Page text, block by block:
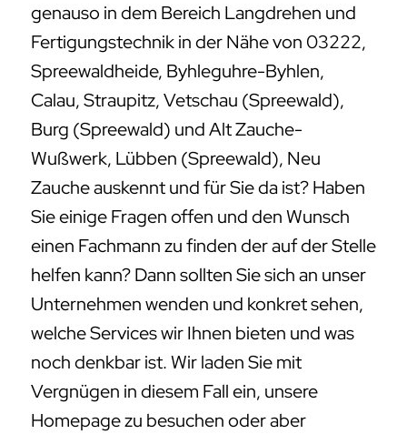
genauso in dem Bereich Langdrehen und
Fertigungstechnik in der Nähe von 03222,
Spreewaldheide, Byhleguhre-Byhlen,
Calau, Straupitz, Vetschau (Spreewald),
Burg (Spreewald) und Alt Zauche-
Wußwerk, Lübben (Spreewald), Neu
Zauche auskennt und für Sie da ist? Haben
Sie einige Fragen offen und den Wunsch
einen Fachmann zu finden der auf der Stelle
helfen kann? Dann sollten Sie sich an unser
Unternehmen wenden und konkret sehen,
welche Services wir Ihnen bieten und was
noch denkbar ist. Wir laden Sie mit
Vergnügen in diesem Fall ein, unsere
Homepage zu besuchen oder aber